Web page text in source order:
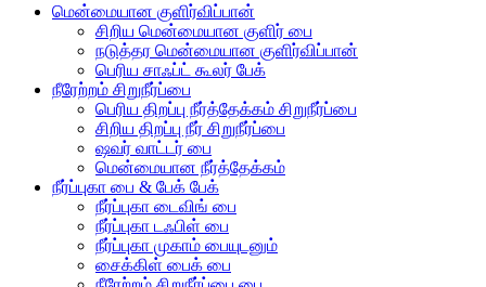
மென்மையான குளிர்விப்பான்
சிறிய மென்மையான குளிர் பை
நடுத்தர மென்மையான குளிர்விப்பான்
பெரிய சாஃப்ட் கூலர் பேக்
நீரேற்றம் சிறுநீர்ப்பை
பெரிய திறப்பு நீர்த்தேக்கம் சிறுநீர்ப்பை
சிறிய திறப்பு நீர் சிறுநீர்ப்பை
ஷவர் வாட்டர் பை
மென்மையான நீர்த்தேக்கம்
நீர்ப்புகா பை & பேக் பேக்
நீர்ப்புகா டைவிங் பை
நீர்ப்புகா டஃபிள் பை
நீர்ப்புகா முகாம் பையுடனும்
சைக்கிள் பைக் பை